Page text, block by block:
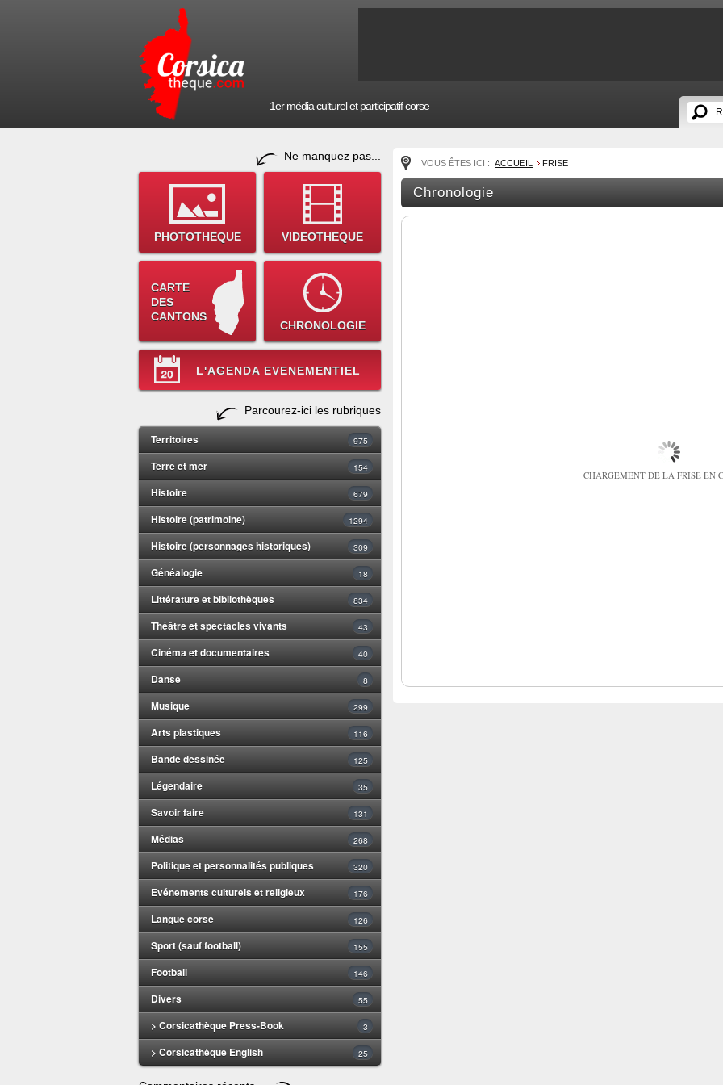
1er média culturel et participatif corse
Ne manquez pas...
PHOTOTHEQUE VIDEOTHEQUE
CARTE
DES
CANTONS
CHRONOLOGIE
L'AGENDA EVENEMENTIEL
Parcourez-ici les rubriques
Territoires 975
Terre et mer 154
Histoire 679
Histoire (patrimoine) 1294
Histoire (personnages historiques) 309
Généalogie 18
Littérature et bibliothèques 834
Théâtre et spectacles vivants 43
Cinéma et documentaires 40
Danse 8
Musique 299
Arts plastiques 116
Bande dessinée 125
Légendaire 35
Savoir faire 131
Médias 268
Politique et personnalités publiques 320
Evénements culturels et religieux 176
Langue corse 126
Sport (sauf football) 155
Football 146
Divers 55
> Corsicathèque Press-Book 3
> Corsicathèque English 25
VOUS ÊTES ICI : ACCUEIL FRISE
Chronologie
CHARGEMENT DE LA FRISE EN